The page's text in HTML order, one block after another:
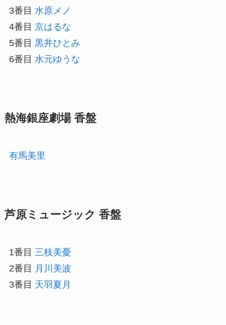
3番目 水原メノ
4番目 京はるな
5番目 黒井ひとみ
6番目 水元ゆうな
熱海銀座劇場 香盤
有馬美里
芦原ミュージック 香盤
1番目 三枝美憂
2番目 月川美波
3番目 天羽夏月